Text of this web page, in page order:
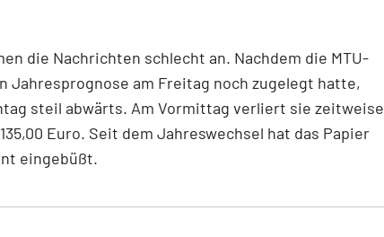
die Nachrichten schlecht an. Nachdem die MTU-
Jahresprognose am Freitag noch zugelegt hatte,
steil abwärts. Am Vormittag verliert sie zeitweise
Euro. Seit dem Jahreswechsel hat das Papier
eingebüßt.